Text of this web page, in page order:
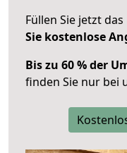
Füllen Sie jetzt
Sie kostenlose
Bis zu 60 % der
finden Sie nur bei